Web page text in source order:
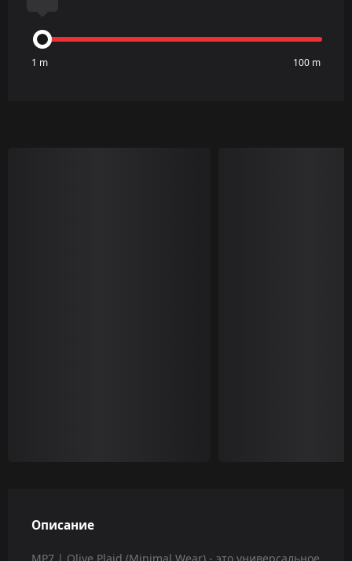
1 m 100 m
Описание
MP7 | Olive Plaid (Minimal Wear) - это универсальное